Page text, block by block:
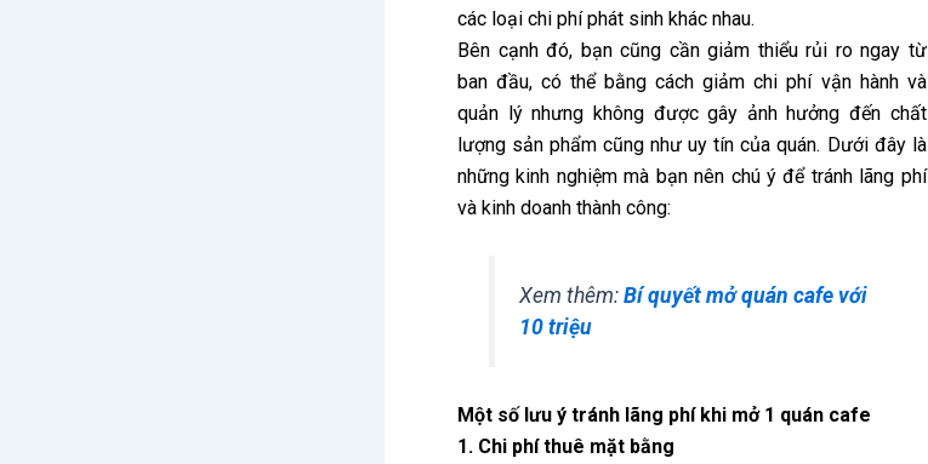
các loại chi phí phát sinh khác nhau.
Bên cạnh đó, bạn cũng cần giảm thiểu rủi ro ngay từ
ban đầu, có thể bằng cách giảm chi phí vận hành và
quản lý nhưng không được gây ảnh hưởng đến chất
lượng sản phẩm cũng như uy tín của quán. Dưới đây là
những kinh nghiệm mà bạn nên chú ý để tránh lãng phí
và kinh doanh thành công:
Xem thêm:Bí quyết mở quán cafe với
10 triệu
Một số lưu ý tránh lãng phí khi mở 1 quán cafe
1. Chi phí thuê mặt bằng